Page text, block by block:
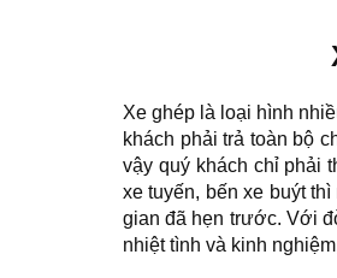
Xe ghép là loại hình
khách phải trả toàn bộ
vậy quý khách chỉ phải
xe tuyến, bến xe buýt
gian đã hẹn trước. Với
nhiệt tình và kinh